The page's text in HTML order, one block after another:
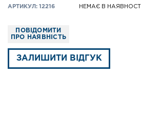
АРТИКУЛ: 12216 НЕМАЄ В НАЯВНОСТІ
ПОВІДОМИТИ
ПРО НАЯВНІСТЬ
ЗАЛИШИТИ ВІДГУК